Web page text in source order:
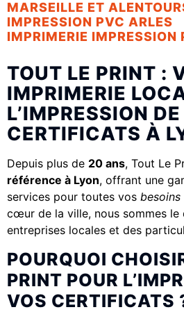
MARSEILLE ET
IMPRESSION PVC ARLES
IMPRIMERIE IMPRESSION
TOUT LE PRINT :
IMPRIMERIE
L’IMPRESSION DE
CERTIFICATS À
Depuis plus de 20 ans, Tout Le
référence à Lyon, offrant une
services pour toutes vos besoins
cœur de la ville, nous sommes le
entreprises locales et des
POURQUOI
PRINT POUR
VOS CERTIFICATS